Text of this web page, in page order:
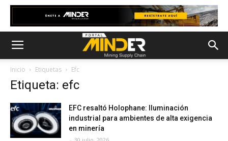
Inicio Etiquetas Efc
Etiqueta: efc
EFC resaltó Holophane: Iluminación
industrial para ambientes de alta exigencia
en minería